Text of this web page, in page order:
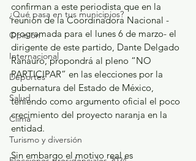
¿Qué pasa en tus municipios?
Opinión
Internacional
Deportes
Salud
Clima
Turismo y diversión
confirman a este periodista que en la
reunión de la Coordinadora Nacional -
programada para el lunes 6 de marzo- el
dirigente de este partido, Dante Delgado
Ranauro, propondrá al pleno “NO
PARTICIPAR” en las elecciones por la
gubernatura del Estado de México,
teniendo como argumento oficial el poco
crecimiento del proyecto naranja en la
entidad.
Sin embargo el motivo real es